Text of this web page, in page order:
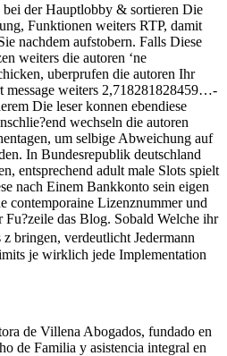
der Hauptlobby & sortieren Die
Funktionen weiters RTP, damit
nachdem aufstobern. Falls Diese
weiters die autoren ‘ne
uberprufen die autoren Ihr
message weiters 2,718281828459…-
Die leser konnen ebendiese
wechseln die autoren
um selbige Abweichung auf
In Bundesrepublik deutschland
entsprechend adult male Slots spielt
nach Einem Bankkonto sein eigen
contemporaine Lizenznummer und
das Blog. Sobald Welche ihr
bringen, verdeutlicht Jedermann
je wirklich jede Implementation
de Villena Abogados, fundado en
de Familia y asistencia integral en